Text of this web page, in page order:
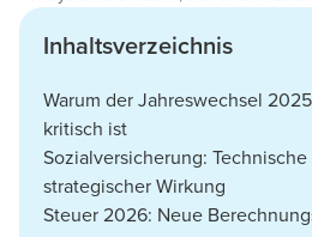
Inhaltsverzeichnis
Warum der Jahreswechsel
kritisch ist
Sozialversicherung:
strategischer Wirkung
Steuer 2026: Neue